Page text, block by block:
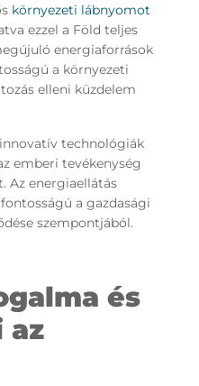
környezeti lábnyomot
ezzel a Föld teljes
energiaforrások
a környezeti
elleni küzdelem
technológiák
emberi tevékenység
Az energiaellátás
a gazdasági
szempontjából.
és
az